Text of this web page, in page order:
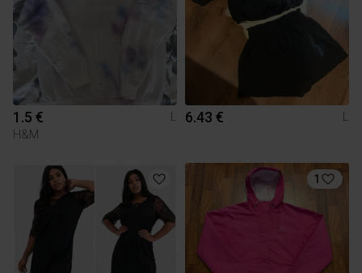
1.5 €
L
H&M
6.43 € L
1